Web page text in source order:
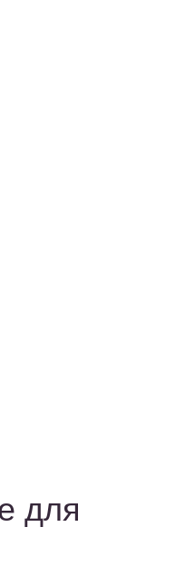
для